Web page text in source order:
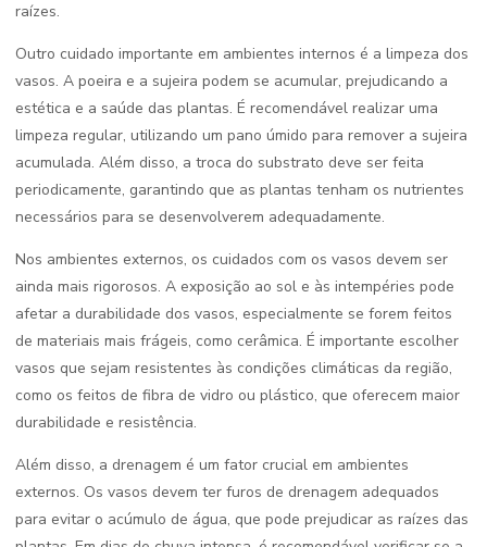
raízes.
Outro cuidado importante em ambientes internos é a limpeza dos
vasos. A poeira e a sujeira podem se acumular, prejudicando a
estética e a saúde das plantas. É recomendável realizar uma
limpeza regular, utilizando um pano úmido para remover a sujeira
acumulada. Além disso, a troca do substrato deve ser feita
periodicamente, garantindo que as plantas tenham os nutrientes
necessários para se desenvolverem adequadamente.
Nos ambientes externos, os cuidados com os vasos devem ser
ainda mais rigorosos. A exposição ao sol e às intempéries pode
afetar a durabilidade dos vasos, especialmente se forem feitos
de materiais mais frágeis, como cerâmica. É importante escolher
vasos que sejam resistentes às condições climáticas da região,
como os feitos de fibra de vidro ou plástico, que oferecem maior
durabilidade e resistência.
Além disso, a drenagem é um fator crucial em ambientes
externos. Os vasos devem ter furos de drenagem adequados
para evitar o acúmulo de água, que pode prejudicar as raízes das